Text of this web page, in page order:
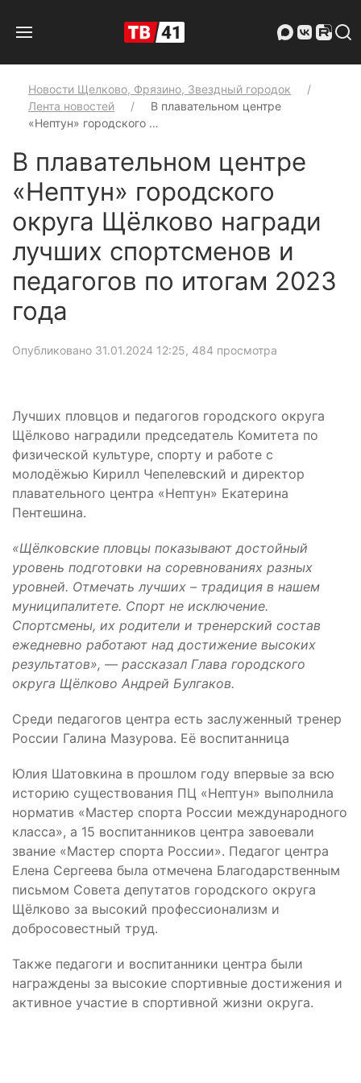
Новости Щелково, Фрязино, Звездный городок
Лента новостей
В плавательном центре
«Нептун» городского …
В плавательном центре
«Нептун» городского
округа Щёлково награди
лучших спортсменов и
педагогов по итогам 2023
года
Опубликовано 31.01.2024 12:25, 484 просмотра
Лучших пловцов и педагогов городского округа
Щёлково наградили председатель Комитета по
физической культуре, спорту и работе с
молодёжью Кирилл Чепелевский и директор
плавательного центра «Нептун» Екатерина
Пентешина.
«Щёлковские пловцы показывают достойный
уровень подготовки на соревнованиях разных
уровней. Отмечать лучших – традиция в нашем
муниципалитете. Спорт не исключение.
Спортсмены, их родители и тренерский состав
ежедневно работают над достижение высоких
результатов», — рассказал Глава городского
округа Щёлково Андрей Булгаков.
Среди педагогов центра есть заслуженный тренер
России Галина Мазурова. Её воспитанница
Юлия Шатовкина в прошлом году впервые за всю
историю существования ПЦ «Нептун» выполнила
норматив «Мастер спорта России международного
класса», а 15 воспитанников центра завоевали
звание «Мастер спорта России». Педагог центра
Елена Сергеева была отмечена Благодарственным
письмом Совета депутатов городского округа
Щёлково за высокий профессионализм и
добросовестный труд.
Также педагоги и воспитанники центра были
награждены за высокие спортивные достижения и
активное участие в спортивной жизни округа.